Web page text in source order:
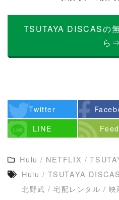
TSUTAYA DISCASの
ら⇒
Twitter
LINE
Hulu / NETFLIX /
Hulu / TSUTAYA DISCAS
北野武 / 宅配レンタル / 映